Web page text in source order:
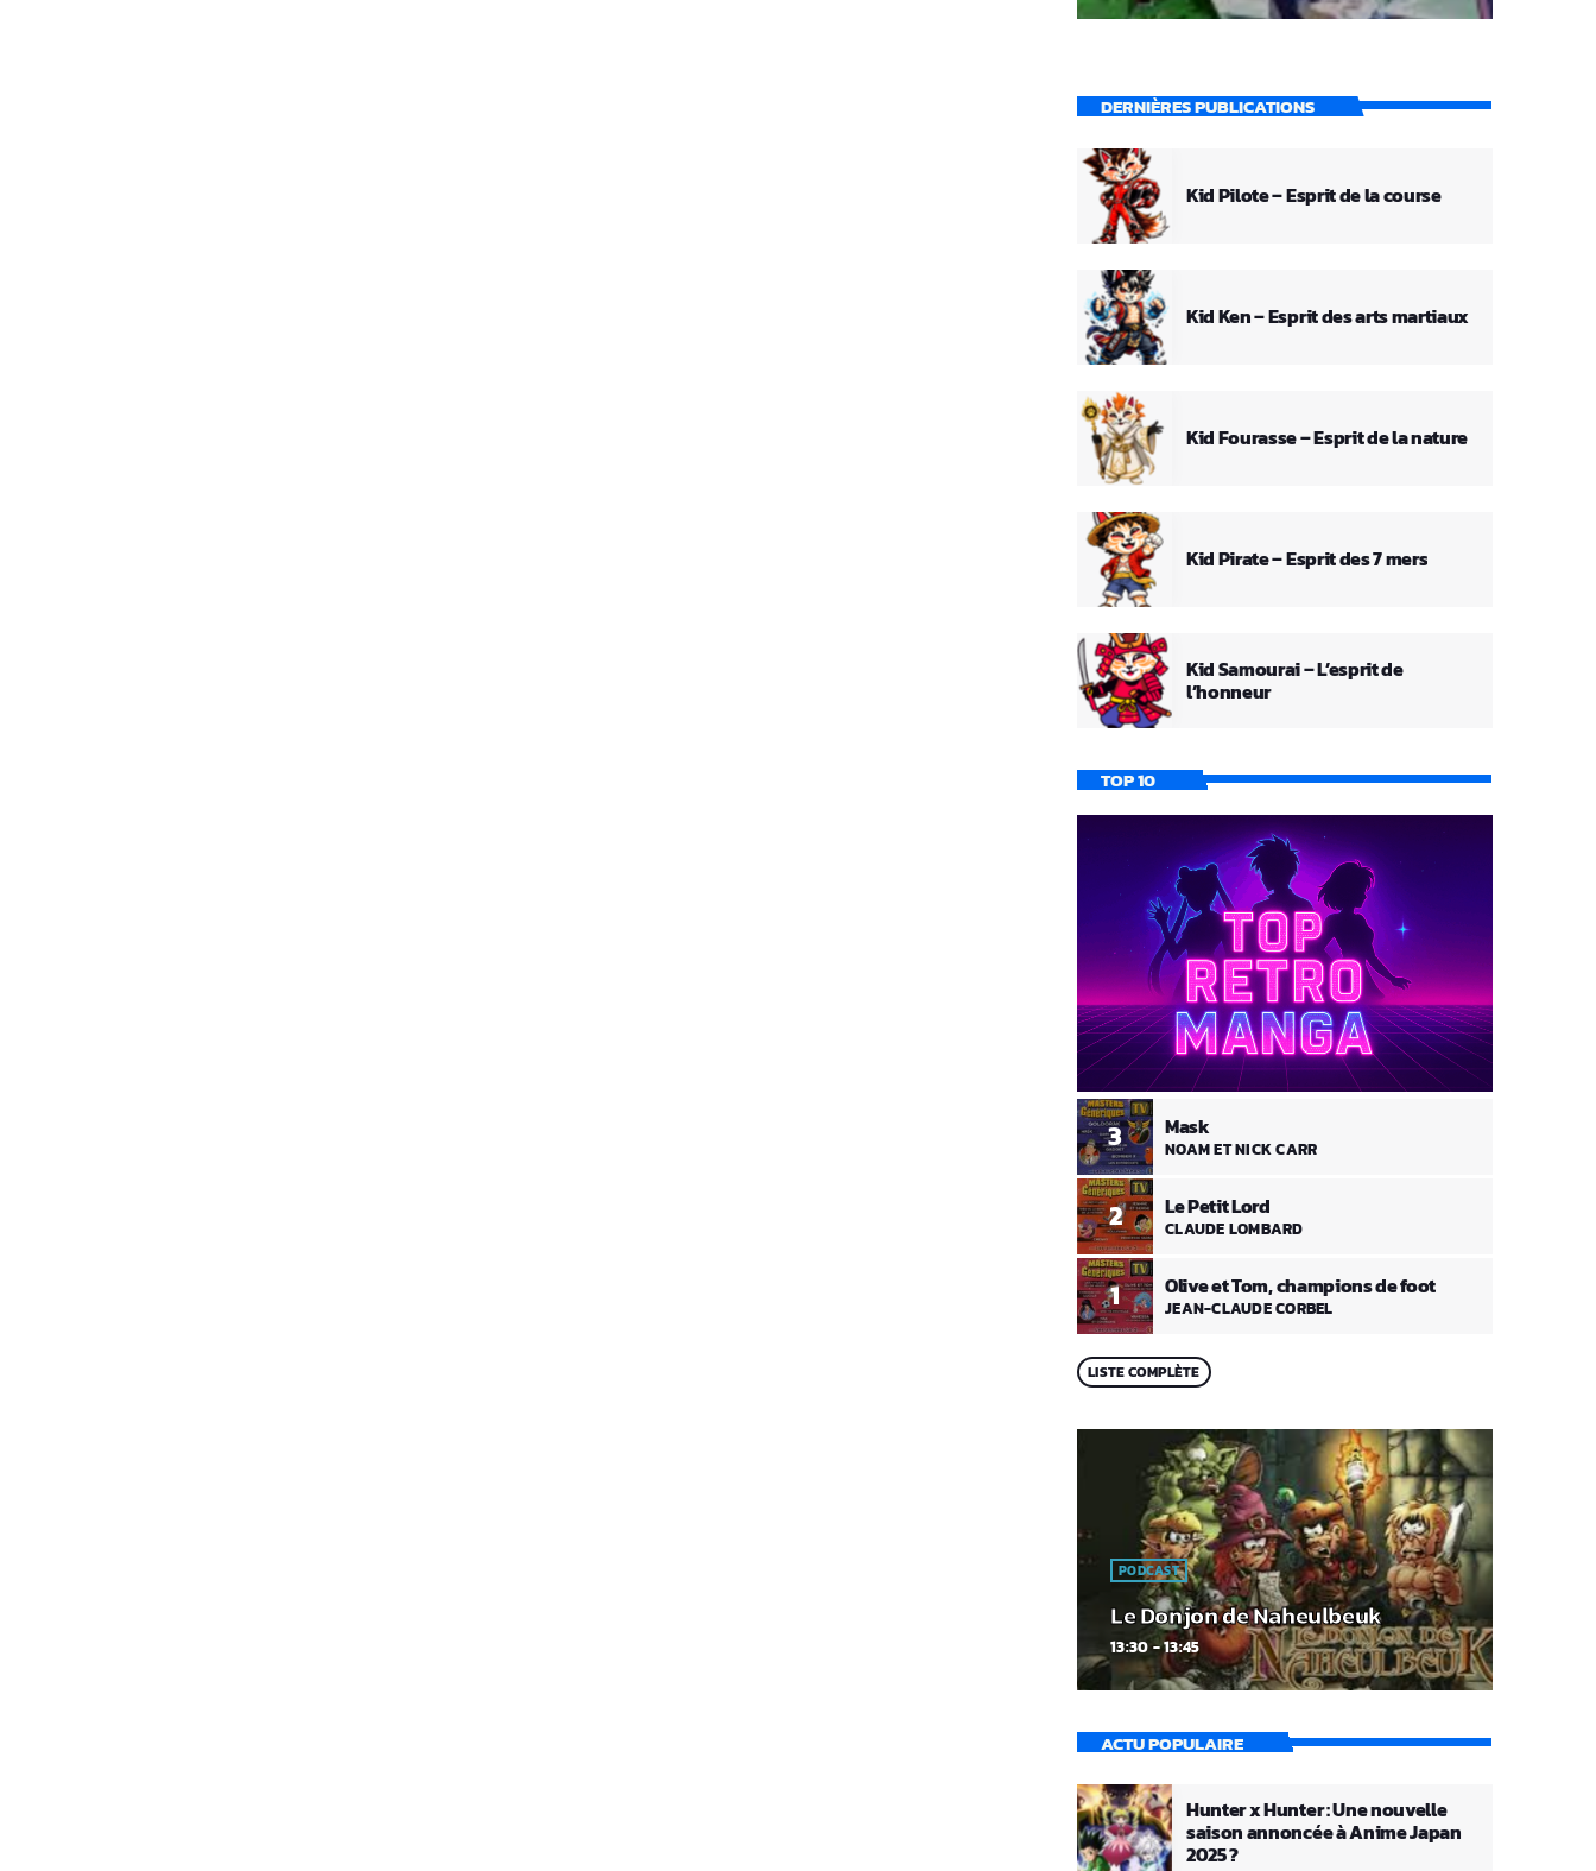
DERNIÈRES PUBLICATIONS
Kid Pilote – Esprit de la course
Kid Ken – Esprit des arts martiaux
Kid Fourasse – Esprit de la nature
Kid Pirate – Esprit des 7 mers
Kid Samourai – L’esprit de
l’honneur
TOP 10
1 Olive et Tom, champions de foot
JEAN-CLAUDE CORBEL
2 Le Petit Lord
CLAUDE LOMBARD
3 Mask
NOAM ET NICK CARR
LISTE COMPLÈTE
PODCAST
Le Donjon de Naheulbeuk
13:30 - 13:45
ACTU POPULAIRE
Hunter x Hunter : Une nouvelle
saison annoncée à Anime Japan
2025 ?